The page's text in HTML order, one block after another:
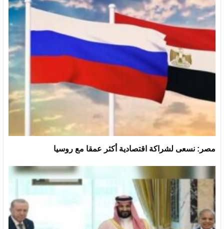
مصر: نسعى لشراكة اقتصادية أكثر عمقا مع روسيا